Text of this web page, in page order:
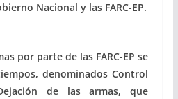
Nacional y las FARC-EP.
por parte de las FARC-EP se
denominados Control
de las armas, que